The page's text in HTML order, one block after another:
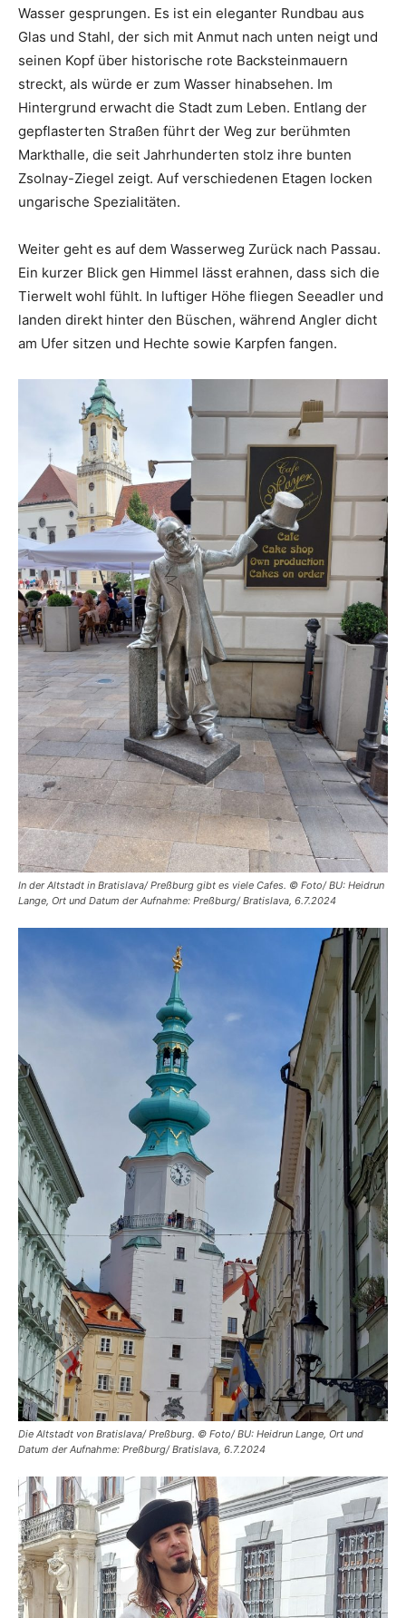
Wasser gesprungen. Es ist ein eleganter Rundbau aus
Glas und Stahl, der sich mit Anmut nach unten neigt und
seinen Kopf über historische rote Backsteinmauern
streckt, als würde er zum Wasser hinabsehen. Im
Hintergrund erwacht die Stadt zum Leben. Entlang der
gepflasterten Straßen führt der Weg zur berühmten
Markthalle, die seit Jahrhunderten stolz ihre bunten
Zsolnay-Ziegel zeigt. Auf verschiedenen Etagen locken
ungarische Spezialitäten.
Weiter geht es auf dem Wasserweg Zurück nach Passau.
Ein kurzer Blick gen Himmel lässt erahnen, dass sich die
Tierwelt wohl fühlt. In luftiger Höhe fliegen Seeadler und
landen direkt hinter den Büschen, während Angler dicht
am Ufer sitzen und Hechte sowie Karpfen fangen.
In der Altstadt in Bratislava/ Preßburg gibt es viele Cafes. © Foto/ BU: Heidrun
Lange, Ort und Datum der Aufnahme: Preßburg/ Bratislava, 6.7.2024
Die Altstadt von Bratislava/ Preßburg. © Foto/ BU: Heidrun Lange, Ort und
Datum der Aufnahme: Preßburg/ Bratislava, 6.7.2024